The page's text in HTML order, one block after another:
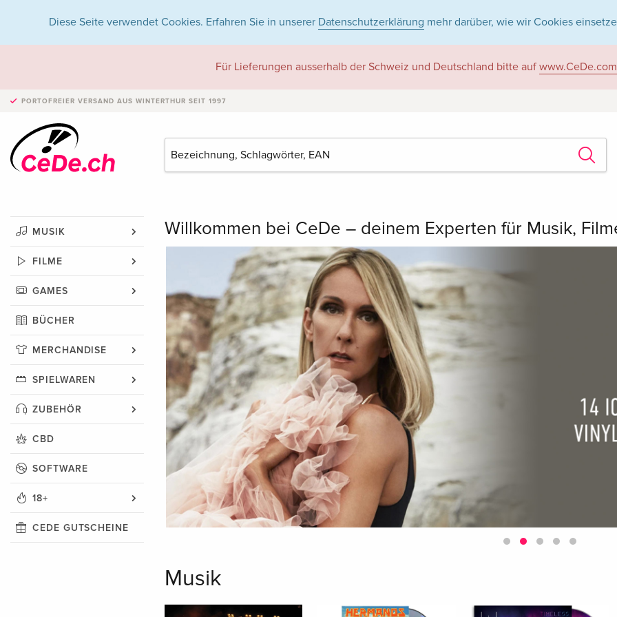
Diese Seite verwendet Cookies. Erfahren Sie in unserer Datenschutzerklärung mehr darüber, wie wir Cookies
Für Lieferungen ausserhalb der Schweiz und Deutschland bitte auf www.CeDe.com
PORTOFREIER VERSAND AUS WINTERTHUR SEIT 1997
MUSIK
FILME
GAMES
BÜCHER
MERCHANDISE
SPIELWAREN
ZUBEHÖR
CBD
SOFTWARE
18+
CEDE GUTSCHEINE
Willkommen bei CeDe – deinem Experten für Musik,
Musik